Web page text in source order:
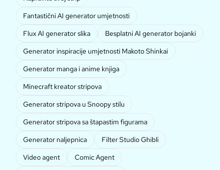
Fantastični AI generator umjetnosti
Flux AI generator slika
Besplatni AI generator bojanki
Generator inspiracije umjetnosti Makoto Shinkai
Generator manga i anime knjiga
Minecraft kreator stripova
Generator stripova u Snoopy stilu
Generator stripova sa štapastim figurama
Generator naljepnica
Filter Studio Ghibli
Video agent
Comic Agent